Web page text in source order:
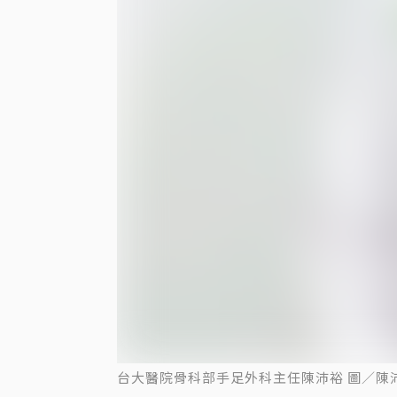
台大醫院骨科部手足外科主任陳沛裕 圖／陳